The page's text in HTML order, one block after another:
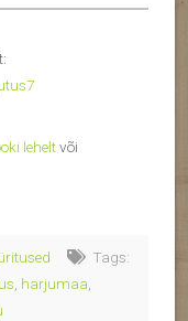
leheltvõi
Tags:
harjumaa